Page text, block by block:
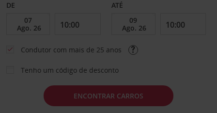
DE ATÉ
Condutor com mais de 25 anos
Tenho um código de desconto
ENCONTRAR CARROS